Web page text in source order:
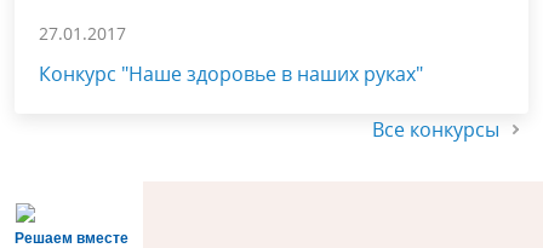
27.01.2017
Конкурс "Наше здоровье в наших руках"
Все конкурсы
Решаем вместе